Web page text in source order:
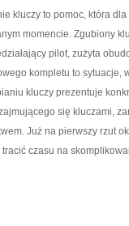
kluczy to pomoc, która
momencie. Zgubiony
pilot, zużyta
kompletu to sytuacje,
kluczy prezentuje
się kluczami,
Już na pierwszy rzut
czasu na